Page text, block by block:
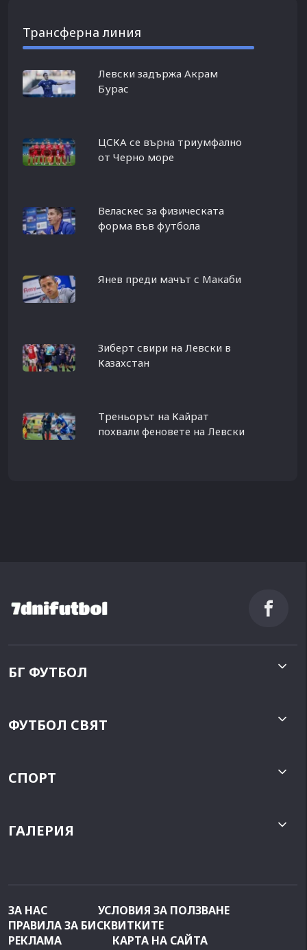
Трансферна линия
Левски задържа Акрам
Бурас
ЦСКА се върна триумфално
от Черно море
Веласкес за физическата
форма във футбола
Янев преди мачът с Макаби
Зиберт свири на Левски в
Казахстан
Треньорът на Кайрат
похвали феновете на Левски
БГ ФУТБОЛ
ФУТБОЛ СВЯТ
СПОРТ
ГАЛЕРИЯ
ЗА НАС
УСЛОВИЯ ЗА ПОЛЗВАНЕ
ПРАВИЛА ЗА БИСКВИТКИТЕ
РЕКЛАМА
КАРТА НА САЙТА